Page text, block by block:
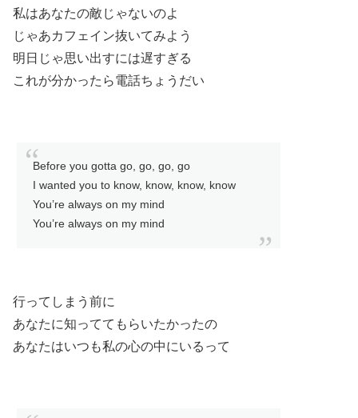
私はあなたの敵じゃないのよ
じゃあカフェイン抜いてみよう
明日じゃ思い出すには遅すぎる
これが分かったら電話ちょうだい
Before you gotta go, go, go, go
I wanted you to know, know, know, know
You’re always on my mind
You’re always on my mind
行ってしまう前に
あなたに知っててもらいたかったの
あなたはいつも私の心の中にいるって